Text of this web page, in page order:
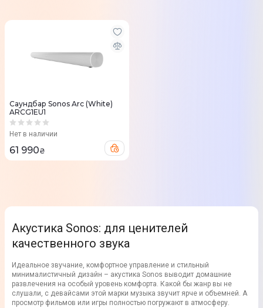
Саундбар Sonos Arc (White)
ARCG1EU1
Нет в наличии
61 990₴
Акустика Sonos: для ценителей
качественного звука
Идеальное звучание, комфортное управление и стильный
минималистичный дизайн – акустика Sonos выводит домашние
развлечения на особый уровень комфорта. Какой бы жанр вы не
слушали, с девайсами этой марки музыка звучит ярче и объемней. А
просмотр фильмов или игры полностью погружают в атмосферу.